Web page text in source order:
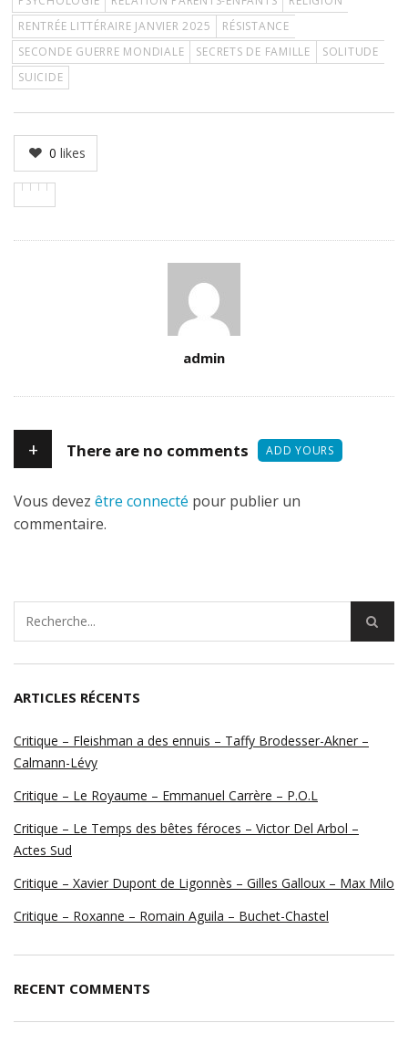
RENTRÉE LITTÉRAIRE JANVIER 2025
RÉSISTANCE
SECONDE GUERRE MONDIALE
SECRETS DE FAMILLE
SOLITUDE
SUICIDE
0 likes
admin
+ There are no comments ADD YOURS
Vous devez être connecté pour publier un
commentaire.
ARTICLES RÉCENTS
Critique – Fleishman a des ennuis – Taffy Brodesser-Akner –
Calmann-Lévy
Critique – Le Royaume – Emmanuel Carrère – P.O.L
Critique – Le Temps des bêtes féroces – Victor Del Arbol –
Actes Sud
Critique – Xavier Dupont de Ligonnès – Gilles Galloux – Max Milo
Critique – Roxanne – Romain Aguila – Buchet-Chastel
RECENT COMMENTS